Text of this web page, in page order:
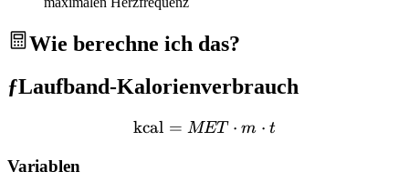
Wie berechne ich das?
ƒLaufband-Kalorienverbrauch
\text{kcal} = MET \cdot
kcal = MET ⋅ m ⋅ t
Variablen